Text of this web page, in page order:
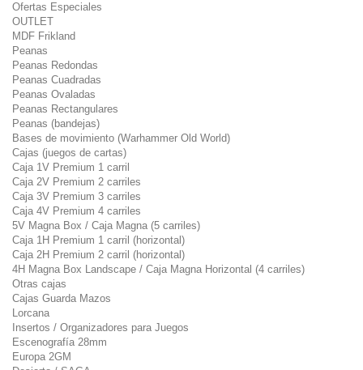
Ofertas Especiales
OUTLET
MDF Frikland
Peanas
Peanas Redondas
Peanas Cuadradas
Peanas Ovaladas
Peanas Rectangulares
Peanas (bandejas)
Bases de movimiento (Warhammer Old World)
Cajas (juegos de cartas)
Caja 1V Premium 1 carril
Caja 2V Premium 2 carriles
Caja 3V Premium 3 carriles
Caja 4V Premium 4 carriles
5V Magna Box / Caja Magna (5 carriles)
Caja 1H Premium 1 carril (horizontal)
Caja 2H Premium 2 carril (horizontal)
4H Magna Box Landscape / Caja Magna Horizontal (4 carriles)
Otras cajas
Cajas Guarda Mazos
Lorcana
Insertos / Organizadores para Juegos
Escenografía 28mm
Europa 2GM